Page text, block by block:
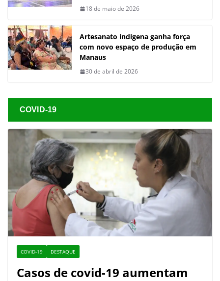
18 de maio de 2026
Artesanato indígena ganha força
com novo espaço de produção em
Manaus
30 de abril de 2026
COVID-19
COVID-19 DESTAQUE
Casos de covid-19 aumentam